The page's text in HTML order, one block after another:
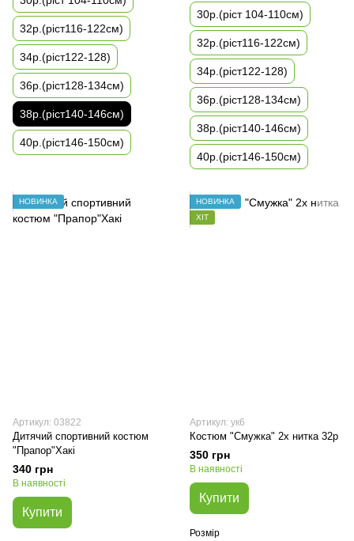
32р.(ріст116-122см)
34р.(ріст122-128)
36р.(ріст128-134см)
38р.(ріст140-146см)
40р.(ріст146-150см)
30р.(ріст 104-110см)
32р.(ріст116-122см)
34р.(ріст122-128)
36р.(ріст128-134см)
38р.(ріст140-146см)
40р.(ріст146-150см)
НОВИНКА
Артикул: 03822
Дитячий спортивний костюм
"Прапор"Хакі
340 грн
В наявності
Купити
НОВИНКА
ХІТ
Артикул: ук6
Костюм "Смужка" 2х нитка 32р
350 грн
В наявності
Купити
Розмір